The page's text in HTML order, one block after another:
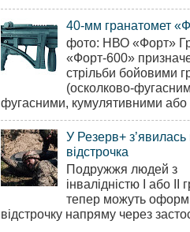
40-мм гранатомет
фото: НВО «Форт»
«Форт-600»
стрільби бойовими
(осколково-
фугасними, кумулятивними або
У Резерв+ з’явилась
відстрочка
Подружжя людей з
інвалідністю І або ІІ
тепер можуть
відстрочку напряму через